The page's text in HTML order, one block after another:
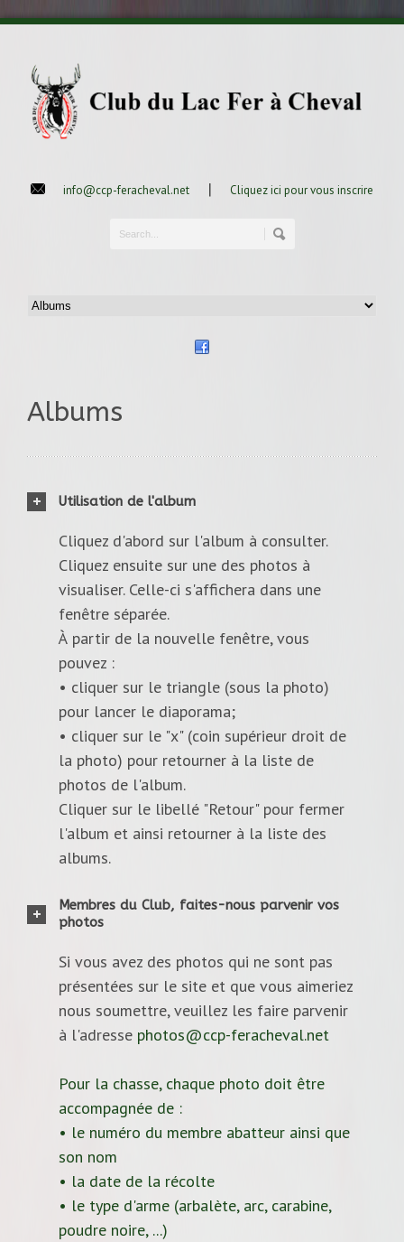
info@ccp-feracheval.net | Cliquez ici pour vous inscrire
Albums
Utilisation de l'album
Cliquez d'abord sur l'album à consulter.
Cliquez ensuite sur une des photos à
visualiser. Celle-ci s'affichera dans une
fenêtre séparée.
À partir de la nouvelle fenêtre, vous
pouvez :
• cliquer sur le triangle (sous la photo)
pour lancer le diaporama;
• cliquer sur le "x" (coin supérieur droit de
la photo) pour retourner à la liste de
photos de l'album.
Cliquer sur le libellé "Retour" pour fermer
l'album et ainsi retourner à la liste des
albums.
Membres du Club, faites-nous parvenir vos
photos
Si vous avez des photos qui ne sont pas
présentées sur le site et que vous aimeriez
nous soumettre, veuillez les faire parvenir
à l'adresse photos@ccp-feracheval.net
Pour la chasse, chaque photo doit être
accompagnée de :
• le numéro du membre abatteur ainsi que
son nom
• la date de la récolte
• le type d'arme (arbalète, arc, carabine,
poudre noire, ...)